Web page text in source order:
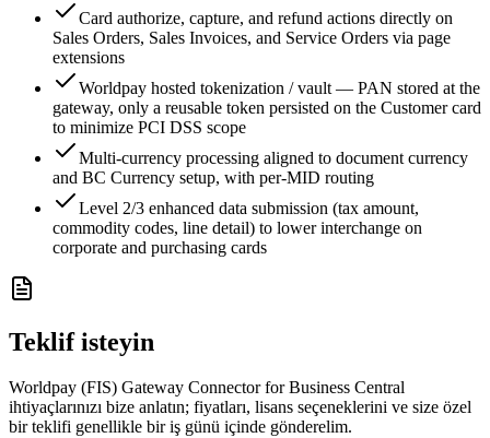
Card authorize, capture, and refund actions directly on
Sales Orders, Sales Invoices, and Service Orders via page
extensions
Worldpay hosted tokenization / vault — PAN stored at the
gateway, only a reusable token persisted on the Customer card
to minimize PCI DSS scope
Multi-currency processing aligned to document currency
and BC Currency setup, with per-MID routing
Level 2/3 enhanced data submission (tax amount,
commodity codes, line detail) to lower interchange on
corporate and purchasing cards
Teklif isteyin
Worldpay (FIS) Gateway Connector for Business Central
ihtiyaçlarınızı bize anlatın; fiyatları, lisans seçeneklerini ve size özel
bir teklifi genellikle bir iş günü içinde gönderelim.